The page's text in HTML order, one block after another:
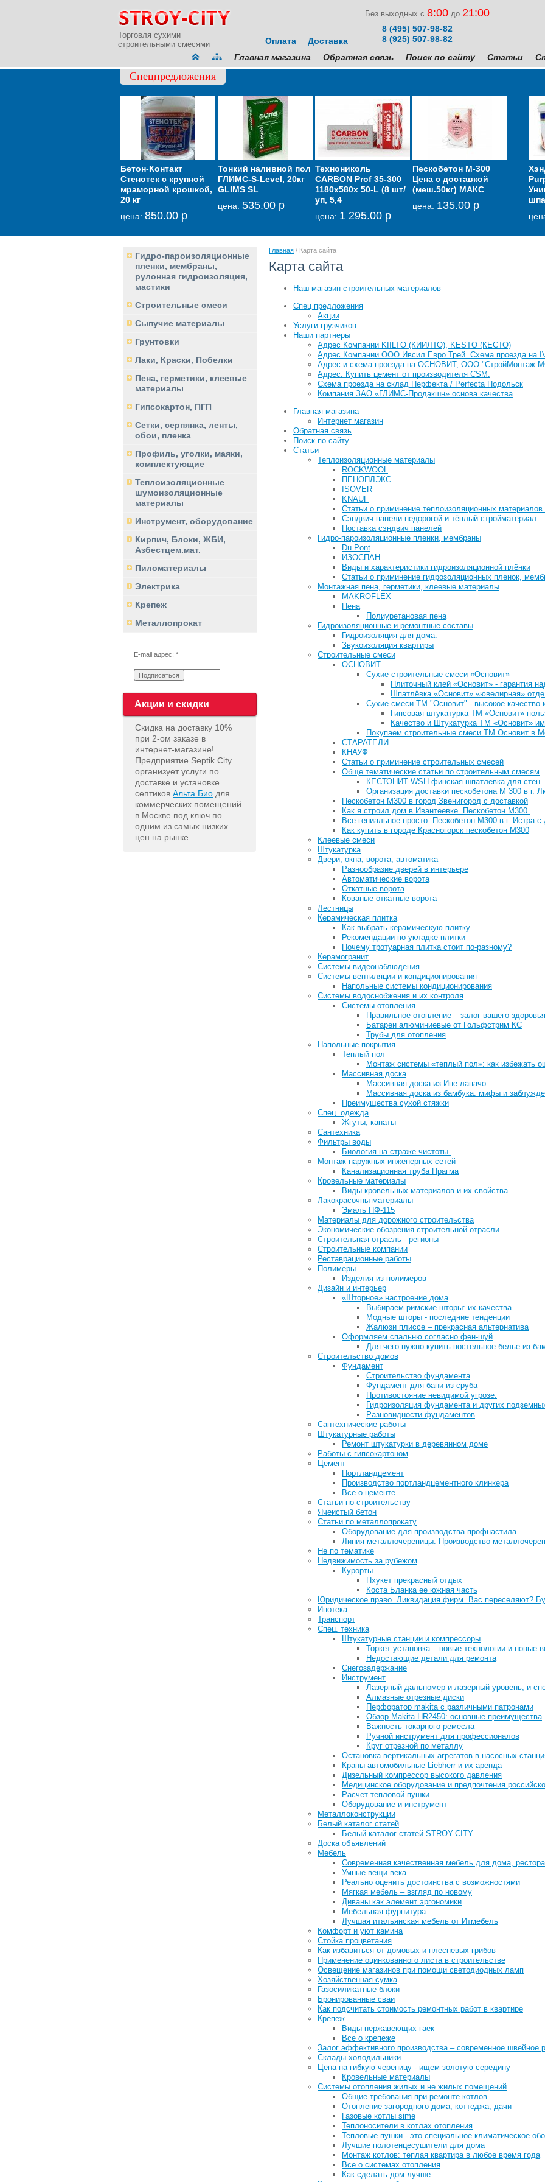
Торговля сухими
строительными смесями
Оплата Доставка
Без выходных с 8:00 до 21:00
8 (495) 507-98-82
8 (925) 507-98-82
Главная магазина
Обратная связь Поиск по сайту Статьи
Спецпредложения
Бетон-Контакт
Стенотек с крупной
мраморной крошкой,
20 кг
цена: 850.00 р
Тонкий наливной пол
ГЛИМС-S-Level, 20кг
GLIMS SL
цена: 535.00 р
Технониколь
CARBON Prof 35-300
1180х580х 50-L (8 шт/
уп, 5,4
цена: 1 295.00 р
Пескобетон М-300
Цена с доставкой
(меш.50кг) МАКС
цена: 135.00 р
AC14
плитки
Мембрана
звукоизоляционная
тонкая Тексаунд 70
цена:6 600.00 р
Гидроизоляция для
кровельных и
фасадных работ
цена:2 971.00 р
Негорючая влаго-
ветрозащитные
мембрана Изолтекс
НГ 200 белая
Гидро-пароизоляционные
пленки, мембраны,
рулонная гидроизоляция,
мастики
Строительные смеси
Сыпучие материалы
Грунтовки
Лаки, Краски, Побелки
Пена, герметики, клеевые
материалы
Гипсокартон, ПГП
Сетки, серпянка, ленты,
обои, пленка
Профиль, уголки, маяки,
комплектующие
Теплоизоляционные
шумоизоляционные
материалы
Инструмент, оборудование
Кирпич, Блоки, ЖБИ,
Азбестцем.мат.
Пиломатериалы
Электрика
Крепеж
Металлопрокат
E-mail адрес: *
Акции и скидки
Скидка на доставку 10%
при 2-ом заказе в
интернет-магазине!
Предприятие Septik City
организует услуги по
доставке и установке
септиков Альта Био для
коммерческих помещений
в Москве под ключ по
одним из самых низких
цен на рынке.
Главная \ Карта сайта
Карта сайта
Наш магазин строительных материалов
Спец предложения
Акции
Услуги грузчиков
Наши партнеры
Адрес Компании KIILTO (КИИЛТО), KESTO (КЕСТО)
Адрес Компании ООО Ивсил Евро Трей. Схема проезда на
Адрес и схема проезда на ОСНОВИТ, ООО "СтройМонтаж
Адрес. Купить цемент от производителя CSM.
Схема проезда на склад Перфекта / Рerfeсta Подольск
Компания ЗАО «ГЛИМС-Продакшн» основа качества
Главная магазина
Интернет магазин
Обратная связь
Поиск по сайту
Статьи
Теплоизоляционные материалы
ROCKWOOL
ПЕНОПЛЭКС
ISOVER
KNAUF
Статьи о приминение теплоизоляционных материалов
Сэндвич панели недорогой и тёплый стройматериал
Поставка сэндвич панелей
Гидро-пароизоляционные пленки, мембраны
Du Pont
ИЗОСПАН
Виды и характеристики гидроизоляционной плёнки
Статьи о приминение гидрозоляционных пленок,
Монтажная пена, герметики, клеевые материалы
MAKROFLEX
Пена
Полиуретановая пена
Гидроизоляционные и ремонтные составы
Гидроизоляция для дома.
Звукоизоляция квартиры
Строительные смеси
ОСНОВИТ
Сухие строительные смеси «Основит»
Плиточный клей «Основит» - гарантия
Шпатлёвка «Основит» «ювелирная»
Сухие смеси ТМ "Основит" - высокое качество
Гипсовая штукатурка ТМ «Основит»
Качество и Штукатурка ТМ «Основит»
Покупаем строительные смеси ТМ Основит в
СТАРАТЕЛИ
КНАУФ
Статьи о приминение строительных смесей
Обще тематические статьи по строительным смесям
КЕСТОНИТ WSH финская шпатлевка для стен
Организация доставки пескобетона М 300 в г.
Пескобетон М300 в город Звенигород с доставкой
Как я строил дом в Ивантеевке. Пескобетон М300.
Все гениальное просто. Пескобетон М300 в г. Истра с
Как купить в городе Красногорск пескобетон М300
Клеевые смеси
Штукатурка
Двери, окна, ворота, автоматика
Разнообразие дверей в интерьере
Автоматические ворота
Откатные ворота
Кованые откатные ворота
Лестницы
Керамическая плитка
Как выбрать керамическую плитку
Рекомендации по укладке плитки
Почему тротуарная плитка стоит по-разному?
Керамогранит
Системы видеонаблюдения
Системы вентиляции и кондиционирования
Напольные системы кондиционирования
Системы водоснобжения и их контроля
Системы отопления
Правильное отопление – залог вашего здоровья
Батареи алюминиевые от Гольфстрим КС
Трубы для отопления
Напольные покрытия
Теплый пол
Монтаж системы «теплый пол»: как избежать
Массивная доска
Массивная доска из Ипе лапачо
Массивная доска из бамбука: мифы и
Преимущества сухой стяжки
Спец. одежда
Жгуты, канаты
Сантехника
Фильтры воды
Биология на страже чистоты.
Монтаж наружных инженерных сетей
Канализационная труба Прагма
Кровельные материалы
Виды кровельных материалов и их свойства
Лакокрасочны материалы
Эмаль ПФ-115
Материалы для дорожного строительства
Экономические обозрения строительной отрасли
Строительная отрасль - регионы
Строительные компании
Реставрационные работы
Полимеры
Изделия из полимеров
Дизайн и интерьер
«Шторное» настроение дома
Выбираем римские шторы: их качества
Модные шторы - последние тенденции
Жалюзи плиссе – прекрасная альтернатива
Оформляем спальню согласно фен-шуй
Для чего нужно купить постельное белье из
Строительство домов
Фундамент
Строительство фундамента
Фундамент для бани из сруба
Противостояние невидимой угрозе.
Гидроизоляция фундамента и других
Разновидности фундаментов
Сантехнические работы
Штукатурные работы
Ремонт штукатурки в деревянном доме
Работы с гипсокартоном
Цемент
Портландцемент
Производство портландцементного клинкера
Все о цементе
Статьи по строительству
Ячеистый бетон
Статьи по металлопрокату
Оборудование для производства профнастила
Линия металлочерепицы. Производство
Не по тематике
Недвижимость за рубежом
Курорты
Пхукет прекрасный отдых
Коста Бланка ее южная часть
Юридическое право. Ликвидация фирм. Вас переселяют?
Ипотека
Транспорт
Спец. техника
Штукатурные станции и компрессоры
Торкет установка – новые технологии и новые
Недостающие детали для ремонта
Снегозадержание
Инструмент
Лазерный дальномер и лазерный уровень, и
Алмазные отрезные диски
Перфоратор makita с различными патронами
Обзор Makita HR2450: основные преимущества
Важность токарного ремесла
Ручной инструмент для профессионалов
Круг отрезной по металлу
Остановка вертикальных агрегатов в насосных
Краны автомобильные Liebherr и их аренда
Дизельный компрессор высокого давления
Медицинское оборудование и предпочтения
Расчет тепловой пушки
Оборудование и инструмент
Металлоконструкции
Белый каталог статей
Белый каталог статей STROY-CITY
Доска объявлений
Мебель
Современная качественная мебель для дома,
Умные вещи века
Реально оценить достоинства с возможностями
Мягкая мебель – взгляд по новому
Диваны как элемент эргономики
Мебельная фурнитура
Лучшая итальянская мебель от Итмебель
Комфорт и уют камина
Стойка процветания
Как избавиться от домовых и плесневых грибов
Применение оцинкованного листа в строительстве
Освещение магазинов при помощи светодиодных ламп
Хозяйственная сумка
Газосиликатные блоки
Бронированные сваи
Как подсчитать стоимость ремонтных работ в квартире
Крепеж
Виды нержавеющих гаек
Все о крепеже
Залог эффективного производства – современное швейное
Склады-холодильники
Цена на гибкую черепицу - ищем золотую середину
Кровельные материалы
Системы отопления жилых и не жилых помещений
Общие требования при ремонте котлов
Отопление загородного дома, коттеджа, дачи
Газовые котлы sime
Теплоносители в котлах отопления
Тепловые пушки - это специальное климатическое
Лучшие полотенцесушители для дома
Монтаж котлов: теплая квартира в любое время года
Все о системах отопления
Как сделать дом лучше